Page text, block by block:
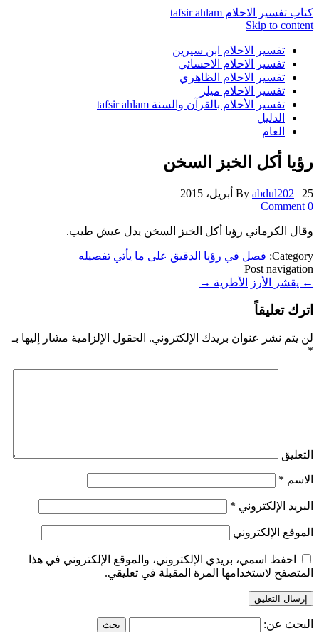
كتاب تفسير الاحلام tafsir ahlam
Skip to content
تفسير الاحلام ابن سيرين
تفسير الاحلام الاحسائي
تفسير الاحلام الظاهري
تفسير الاحلام ميلر
تفسير الأحلام بالقرآن والسنة tafsir ahlam
الدليل
العام
رؤيا أكل الخبز السخن
By abdul202 | 25 أبريل، 2015
0 Comment
وقال الكرماني رؤيا أكل الخبز السخن يدل عيش طيب.
Category: فصل في رؤيا الدقيق على ما يأتي تفصيله
Post navigation
← يقشر الأرز الأطرية →
اترك تعليقاً
لن يتم نشر عنوان بريدك الإلكتروني. الحقول الإلزامية مشار إليها بـ
*
التعليق
الاسم *
البريد الإلكتروني *
الموقع الإلكتروني
احفظ اسمي، بريدي الإلكتروني، والموقع الإلكتروني في هذا
المتصفح لاستخدامها المرة المقبلة في تعليقي.
البحث عن: